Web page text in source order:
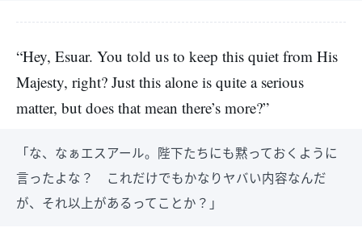
“Hey, Esuar. You told us to keep this quiet from His
Majesty, right? Just this alone is quite a serious
matter, but does that mean there’s more?”
「な、なぁエスアール。陛下たちにも黙っておくように
言ったよな？ これだけでもかなりヤバい内容なんだ
が、それ以上があるってことか？」